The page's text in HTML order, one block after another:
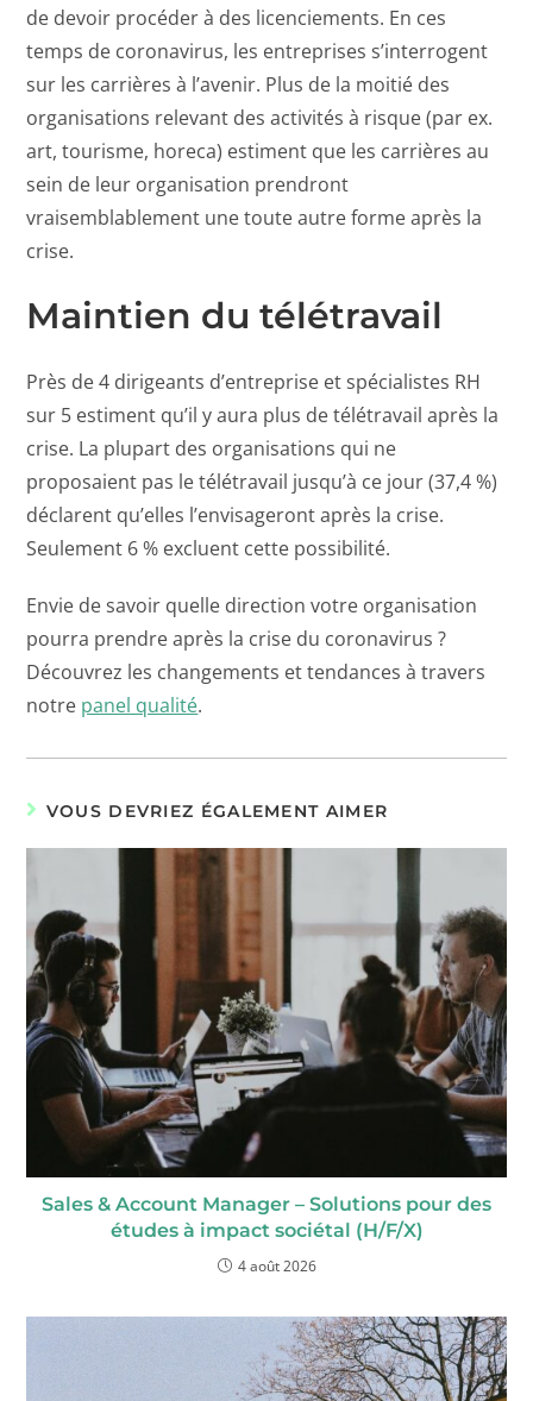
de devoir procéder à des licenciements. En ces
temps de coronavirus, les entreprises s’interrogent
sur les carrières à l’avenir. Plus de la moitié des
organisations relevant des activités à risque (par ex.
art, tourisme, horeca) estiment que les carrières au
sein de leur organisation prendront
vraisemblablement une toute autre forme après la
crise.
Maintien du télétravail
Près de 4 dirigeants d’entreprise et spécialistes RH
sur 5 estiment qu’il y aura plus de télétravail après la
crise. La plupart des organisations qui ne
proposaient pas le télétravail jusqu’à ce jour (37,4 %)
déclarent qu’elles l’envisageront après la crise.
Seulement 6 % excluent cette possibilité.
Envie de savoir quelle direction votre organisation
pourra prendre après la crise du coronavirus ?
Découvrez les changements et tendances à travers
notre panel qualité.
VOUS DEVRIEZ ÉGALEMENT AIMER
Sales & Account Manager – Solutions pour des
études à impact sociétal (H/F/X)
4 août 2026